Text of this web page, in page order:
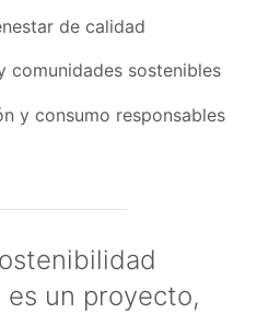
de calidad
comunidades sostenibles
y consumo responsables
un proyecto,